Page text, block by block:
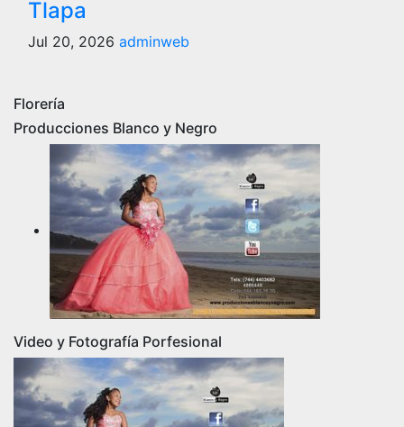
Tlapa
Jul 20, 2026 adminweb
Florería
Producciones Blanco y Negro
Video y Fotografía Porfesional